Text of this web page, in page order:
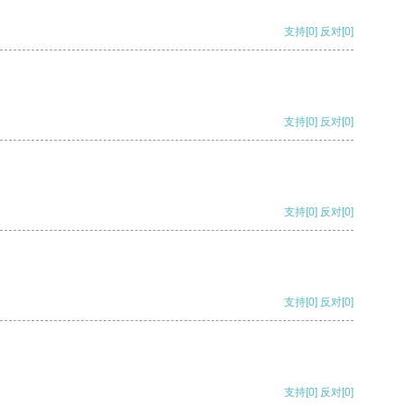
支持[0] 反对[0]
支持[0] 反对[0]
支持[0] 反对[0]
支持[0] 反对[0]
支持[0] 反对[0]